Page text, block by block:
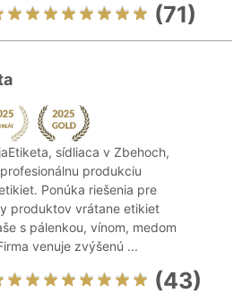
(71)
sídliaca v Zbehoch,
produkciu
Ponúka riešenia pre
produktov vrátane etikiet
s pálenkou, vínom, medom
venuje zvýšenú ...
(43)